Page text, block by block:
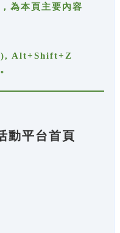
為本頁主要內容
Alt+Shift+Z
動平台首頁